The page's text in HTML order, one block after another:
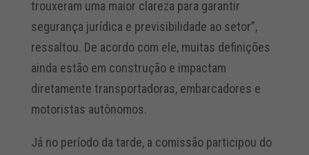
trouxeram uma maior clareza para garantir
segurança jurídica e previsibilidade ao setor”,
ressaltou. De acordo com ele, muitas definições
ainda estão em construção e impactam
diretamente transportadoras, embarcadores e
motoristas autônomos.
Já no período da tarde, a comissão participou do